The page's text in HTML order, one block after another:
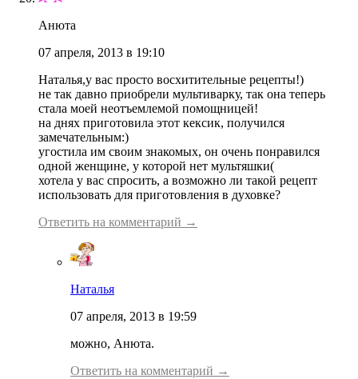
Анюта
07 апреля, 2013 в 19:10
Наталья,у вас просто восхитительные рецепты!)
не так давно приобрели мультиварку, так она теперь
стала моей неотъемлемой помощницей!
на днях приготовила этот кексик, получился
замечательным:)
угостила им своим знакомых, он очень понравился
одной женщине, у которой нет мультяшки(
хотела у вас спросить, а возможно ли такой рецепт
использовать для приготовления в духовке?
Ответить на комментарий →
Наталья
07 апреля, 2013 в 19:59
можно, Анюта.
Ответить на комментарий →